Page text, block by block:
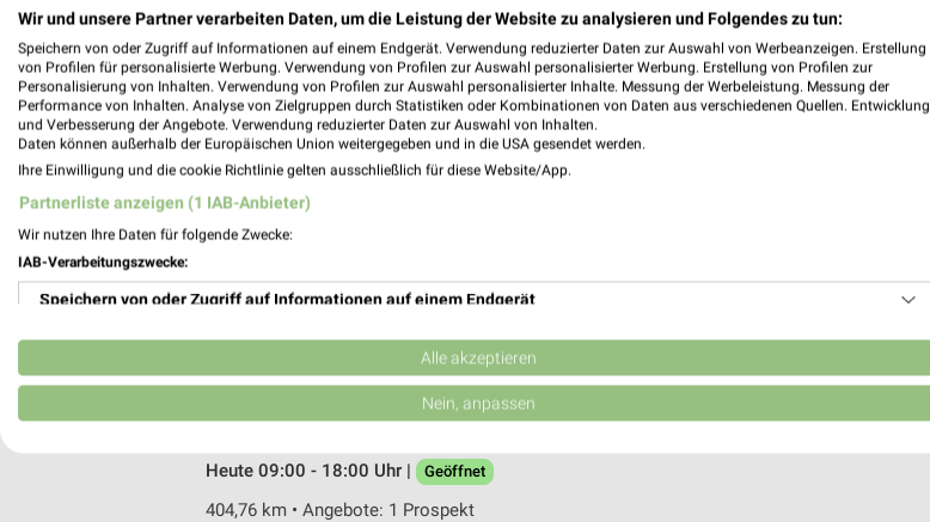
RENO Neunburg vorm Wald
Am Pfalzgrafencenter 7
92431 Neunburg vorm Wald
360,33 km • Angebote: 1 Prospekt
RENO Bogen
Heute 09:00 - 18:00 Uhr |
Geöffnet
404,76 km • Angebote: 1 Prospekt
Wir und unsere Partner verarbeiten Daten, um die Leistung der Website zu analysieren und Folgendes zu tun:
Speichern von oder Zugriff auf Informationen auf einem Endgerät. Verwendung reduzierter Daten zur Auswahl von Werbeanzeigen. Erstellung
von Profilen für personalisierte Werbung. Verwendung von Profilen zur Auswahl personalisierter Werbung. Erstellung von Profilen zur
Personalisierung von Inhalten. Verwendung von Profilen zur Auswahl personalisierter Inhalte. Messung der Werbeleistung. Messung der
Performance von Inhalten. Analyse von Zielgruppen durch Statistiken oder Kombinationen von Daten aus verschiedenen Quellen. Entwicklung
und Verbesserung der Angebote. Verwendung reduzierter Daten zur Auswahl von Inhalten.
Daten können außerhalb der Europäischen Union weitergegeben und in die USA gesendet werden.
Ihre Einwilligung und die cookie Richtlinie gelten ausschließlich für diese Website/App.
Partnerliste anzeigen (1 IAB-Anbieter)
Wir nutzen Ihre Daten für folgende Zwecke:
IAB-Verarbeitungszwecke:
Speichern von oder Zugriff auf Informationen auf einem Endgerät
Verwendung reduzierter Daten zur Auswahl von Werbeanzeigen
Erstellung von Profilen für personalisierte Werbung
Alle akzeptieren
Nein, anpassen